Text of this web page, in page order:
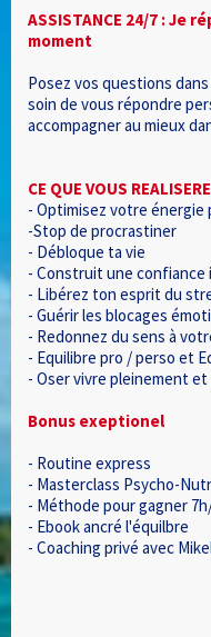
ASSISTANCE 24/7 : Je
moment
Posez vos questions
soin de vous répondre
accompagner au mieux
CE QUE VOUS
- Optimisez votre énergie
-Stop de procrastiner
- Débloque ta vie
- Construit une confiance
- Libérez ton esprit du
- Guérir les blocages
- Redonnez du sens à
- Equilibre pro / perso et
- Oser vivre pleinement
Bonus exeptionel
- Routine express
- Masterclass Psycho-
- Méthode pour gagner
- Ebook ancré l'équilbre
- Coaching privé avec